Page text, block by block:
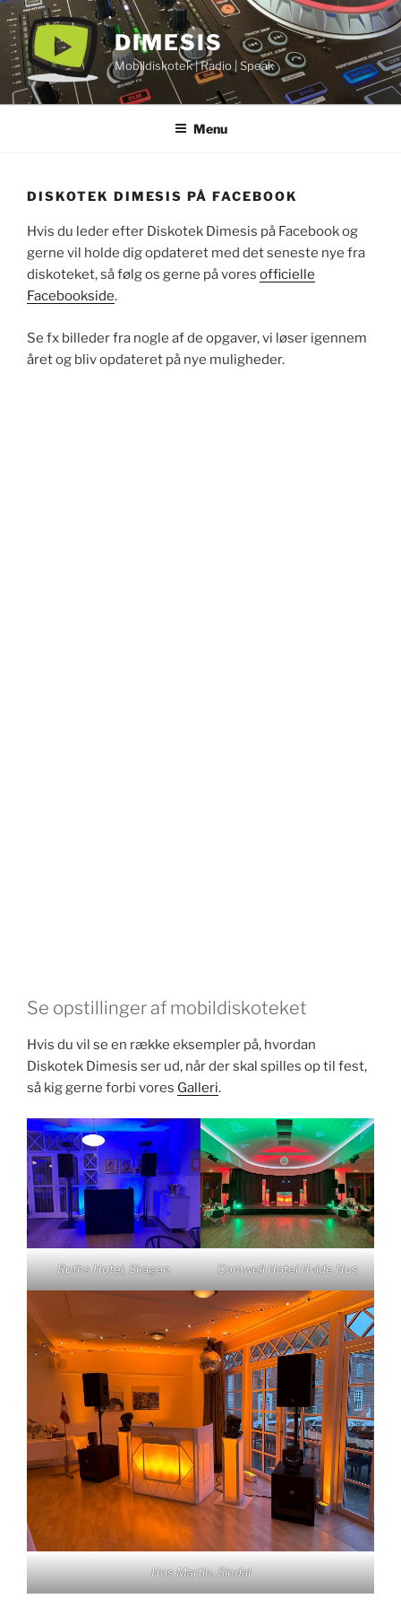
Videre
til
indhold
DIMESIS
Mobildiskotek | Radio | Speak
Menu
DISKOTEK DIMESIS PÅ FACEBOOK
Hvis du leder efter Diskotek Dimesis på Facebook og
gerne vil holde dig opdateret med det seneste nye fra
diskoteket, så følg os gerne på vores officielle
Facebookside.
Se fx billeder fra nogle af de opgaver, vi løser igennem
året og bliv opdateret på nye muligheder.
Se opstillinger af mobildiskoteket
Hvis du vil se en række eksempler på, hvordan
Diskotek Dimesis ser ud, når der skal spilles op til fest,
så kig gerne forbi vores Galleri.
Ruths Hotel, Skagen Comwell Hotel Hvide Hus
Hos Martin, Sindal